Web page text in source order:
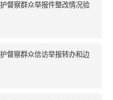
督察群众举报件整改情况验
督察群众信访举报转办和边